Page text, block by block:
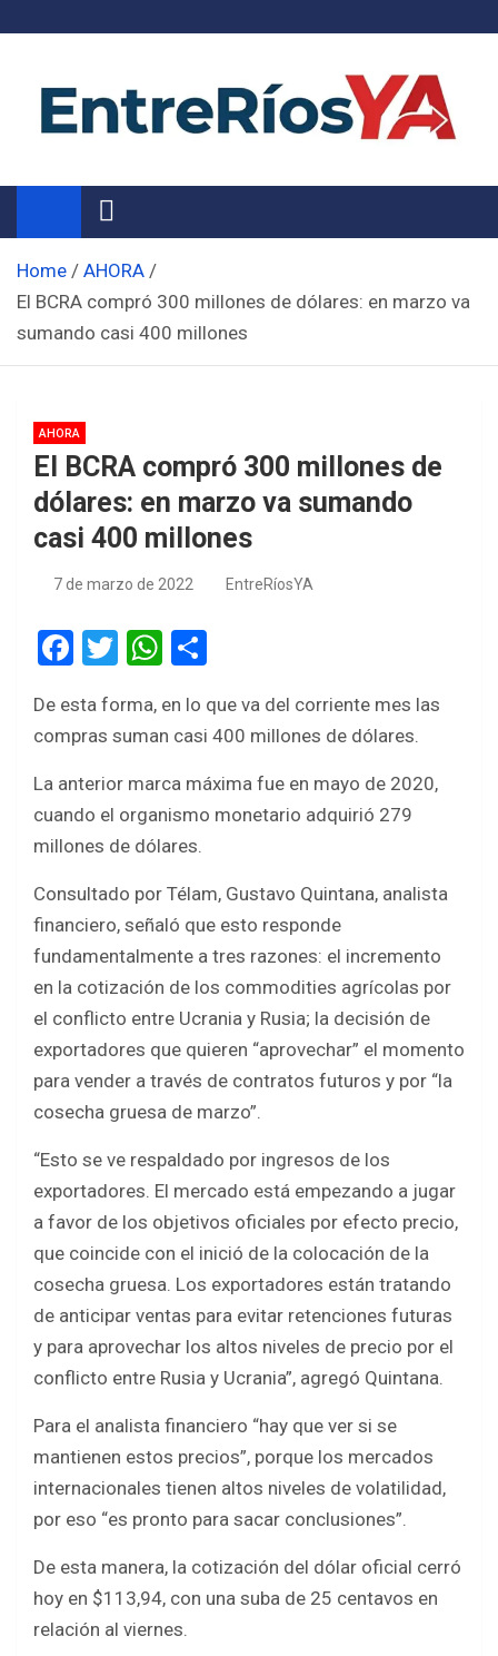
Noticias de Entre Ríos
Información de toda la provincia ahora
Home
AHORA
El BCRA compró 300 millones de dólares: en marzo va
sumando casi 400 millones
AHORA
El BCRA compró 300 millones de
dólares: en marzo va sumando
casi 400 millones
7 de marzo de 2022 EntreRíosYA
F
ce
b
o
o
k
T
tt
er
W
at
s
A
p
p
ar
e
De esta forma, en lo que va del corriente mes las
compras suman casi 400 millones de dólares.
La anterior marca máxima fue en mayo de 2020,
cuando el organismo monetario adquirió 279
millones de dólares.
Consultado por Télam, Gustavo Quintana, analista
financiero, señaló que esto responde
fundamentalmente a tres razones: el incremento
en la cotización de los commodities agrícolas por
el conflicto entre Ucrania y Rusia; la decisión de
exportadores que quieren “aprovechar” el momento
para vender a través de contratos futuros y por “la
cosecha gruesa de marzo”.
“Esto se ve respaldado por ingresos de los
exportadores. El mercado está empezando a jugar
a favor de los objetivos oficiales por efecto precio,
que coincide con el inició de la colocación de la
cosecha gruesa. Los exportadores están tratando
de anticipar ventas para evitar retenciones futuras
y para aprovechar los altos niveles de precio por el
conflicto entre Rusia y Ucrania”, agregó Quintana.
Para el analista financiero “hay que ver si se
mantienen estos precios”, porque los mercados
internacionales tienen altos niveles de volatilidad,
por eso “es pronto para sacar conclusiones”.
De esta manera, la cotización del dólar oficial cerró
hoy en $113,94, con una suba de 25 centavos en
relación al viernes.